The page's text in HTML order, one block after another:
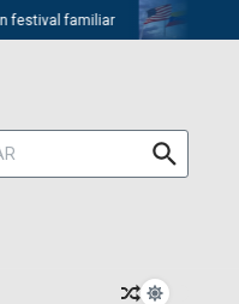
familiar Trump